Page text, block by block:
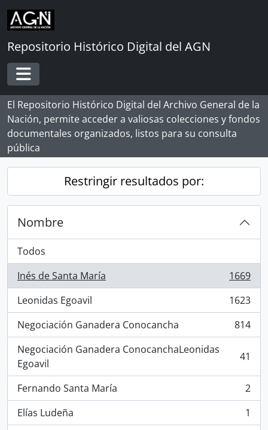
Skip to main content
Repositorio Histórico Digital del AGN
Toggle navigation
El Repositorio Histórico Digital del Archivo General de la
Nación, permite acceder a valiosas colecciones y fondos
documentales organizados, listos para su consulta
pública
Restringir resultados por:
Nombre
Todos
Inés de Santa María
, 1669 resultados
1669
Leonidas Egoavil
, 1623 resultados
1623
Negociación Ganadera Conocancha
, 814 resultados
814
Negociación Ganadera ConocanchaLeonidas
Egoavil
, 41 resultados 41
Fernando Santa María
, 2 resultados
2
Elías Ludeña
, 1 resultados
1